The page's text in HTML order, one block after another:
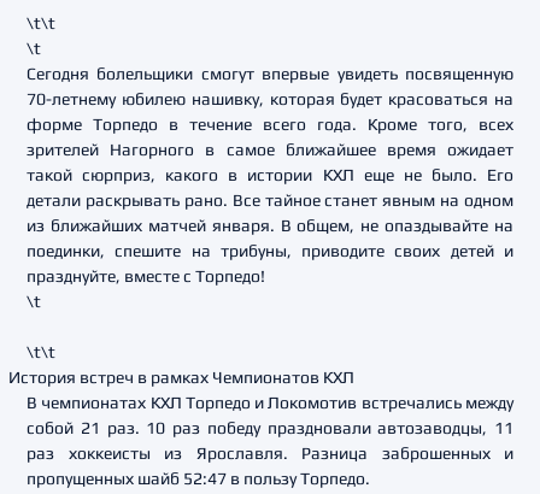
\t\t
\t
Сегодня болельщики смогут впервые увидеть посвященную
70-летнему юбилею нашивку, которая будет красоваться на
форме Торпедо в течение всего года. Кроме того, всех
зрителей Нагорного в самое ближайшее время ожидает
такой сюрприз, какого в истории КХЛ еще не было. Его
детали раскрывать рано. Все тайное станет явным на одном
из ближайших матчей января. В общем, не опаздывайте на
поединки, спешите на трибуны, приводите своих детей и
празднуйте, вместе с Торпедо!
\t
\t\t
История встреч в рамках Чемпионатов КХЛ
В чемпионатах КХЛ Торпедо и Локомотив встречались между
собой 21 раз. 10 раз победу праздновали автозаводцы, 11
раз хоккеисты из Ярославля. Разница заброшенных и
пропущенных шайб 52:47 в пользу Торпедо.